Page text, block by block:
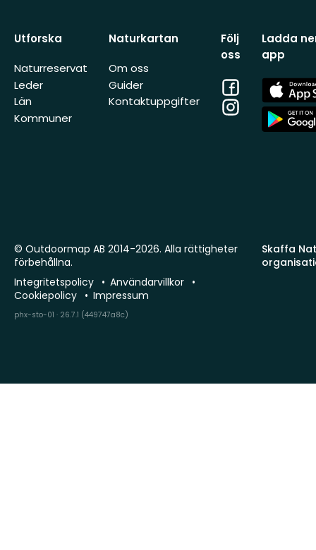
Utforska
Naturreservat
Leder
Län
Kommuner
Naturkartan
Om oss
Guider
Kontaktuppgifter
Följ
oss
Facebook
Instagram
Ladda
app
App
Store
App
Store
Skaffa
© Outdoormap AB 2014-2026. Alla rättigheter
förbehållna.
Integritetspolicy
Användarvillkor
Cookiepolicy
Impressum
phx-sto-01 · 26.7.1 (449747a8c)